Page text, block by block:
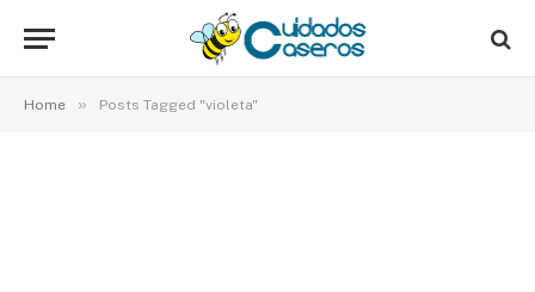
Home » Posts Tagged "violeta"